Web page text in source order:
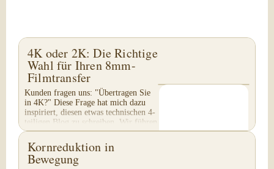
4K oder 2K: Die Richtige
Wahl für Ihren 8mm-
Filmtransfer
Kunden fragen uns: "Übertragen Sie
in 4K?" Diese Frage hat mich dazu
inspiriert, diesen etwas technischen 4-
teiligen Blog zu schreiben. Wir führen
keinen 4K-Transfer von 8mm-Filmen
durch...
Kornreduktion in
Bewegung